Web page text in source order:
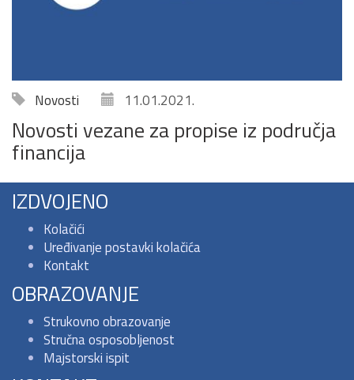
Novosti 11.01.2021.
Novosti vezane za propise iz područja
financija
IZDVOJENO
Kolačići
Uređivanje postavki kolačića
Kontakt
OBRAZOVANJE
Strukovno obrazovanje
Stručna osposobljenost
Majstorski ispit